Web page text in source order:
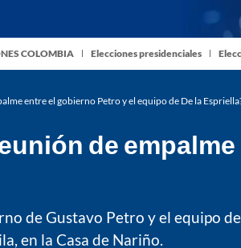
COLOMBIA Elecciones presidenciales
entre el gobierno Petro y el equipo de De la
de
de Gustavo Petro y el equipo
en la Casa de Nariño.